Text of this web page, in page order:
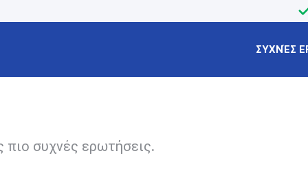
ΣΥΧΝΈΣ
πιο συχνές ερωτήσεις.